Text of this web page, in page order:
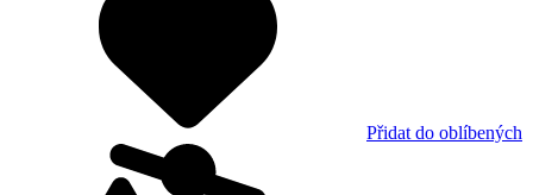
Přidat do oblíbených